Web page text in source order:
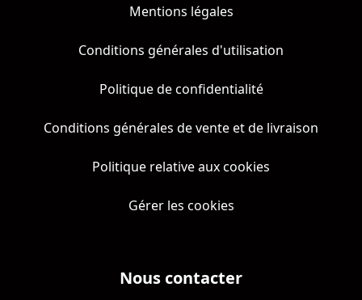
Mentions légales
Conditions générales d'utilisation
Politique de confidentialité
Conditions générales de vente et de livraison
Politique relative aux cookies
Gérer les cookies
Nous contacter